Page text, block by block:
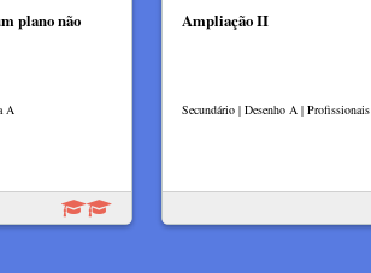
plano não
A
Ampliação II
Secundário | Desenho A | Profissionais